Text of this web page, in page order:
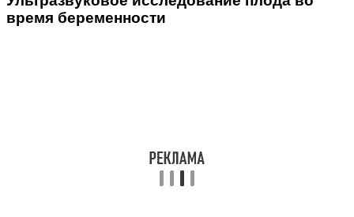
время беременности